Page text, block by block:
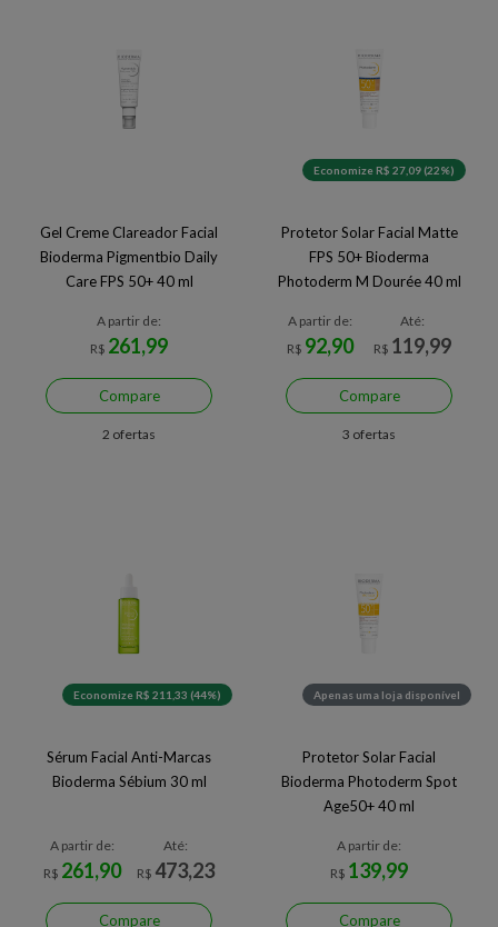
Gel Creme Clareador Facial
Bioderma Pigmentbio Daily
Care FPS 50+ 40 ml
A partir de:
R$ 261,99
Compare
2 ofertas
Economize R$ 27,09 (22%)
Protetor Solar Facial Matte
FPS 50+ Bioderma
Photoderm M Dourée 40 ml
A partir de:
R$ 92,90
Até:
R$ 119,99
Compare
3 ofertas
Economize R$ 211,33 (44%)
Sérum Facial Anti-Marcas
Bioderma Sébium 30 ml
A partir de:
R$ 261,90
Até:
R$ 473,23
Compare
Apenas uma loja disponível
Protetor Solar Facial
Bioderma Photoderm Spot
Age50+ 40 ml
A partir de:
R$ 139,99
Compare